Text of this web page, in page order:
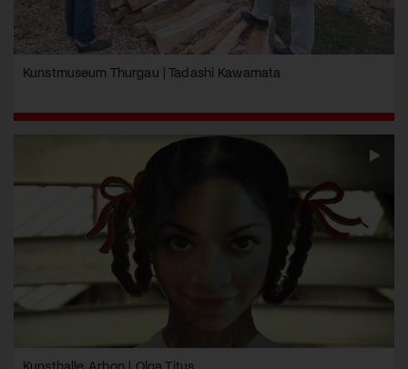
Kunstmuseum Thurgau | Tadashi Kawamata
Kunsthalle Arbon | Olga Titus